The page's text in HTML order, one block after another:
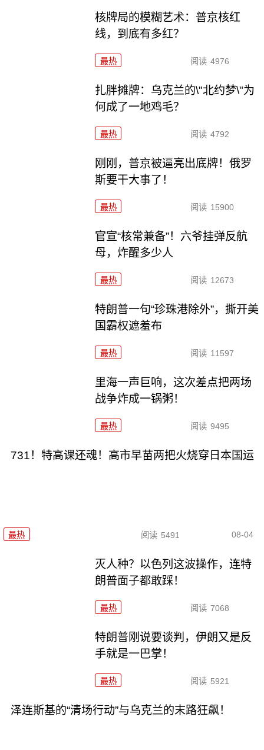
核牌局的模糊艺术：普京核红
线，到底有多红？
最热 阅读 4976
扎胖摊牌：乌克兰的\"北约梦\"为
何成了一地鸡毛？
最热 阅读 4792
刚刚，普京被逼亮出底牌！俄罗
斯要干大事了！
最热 阅读 15900
官宣“核常兼备”！六爷挂弹反航
母，炸醒多少人
最热 阅读 12673
特朗普一句“珍珠港除外”，撕开美
国霸权遮羞布
最热 阅读 11597
里海一声巨响，这次差点把两场
战争炸成一锅粥！
最热 阅读 9495
731！特高课还魂！高市早苗两把火烧穿日本国运
最热 阅读 5491 08-04
灭人种？以色列这波操作，连特
朗普面子都敢踩！
最热 阅读 7068
特朗普刚说要谈判，伊朗又是反
手就是一巴掌！
最热 阅读 5921
泽连斯基的“清场行动”与乌克兰的末路狂飙！